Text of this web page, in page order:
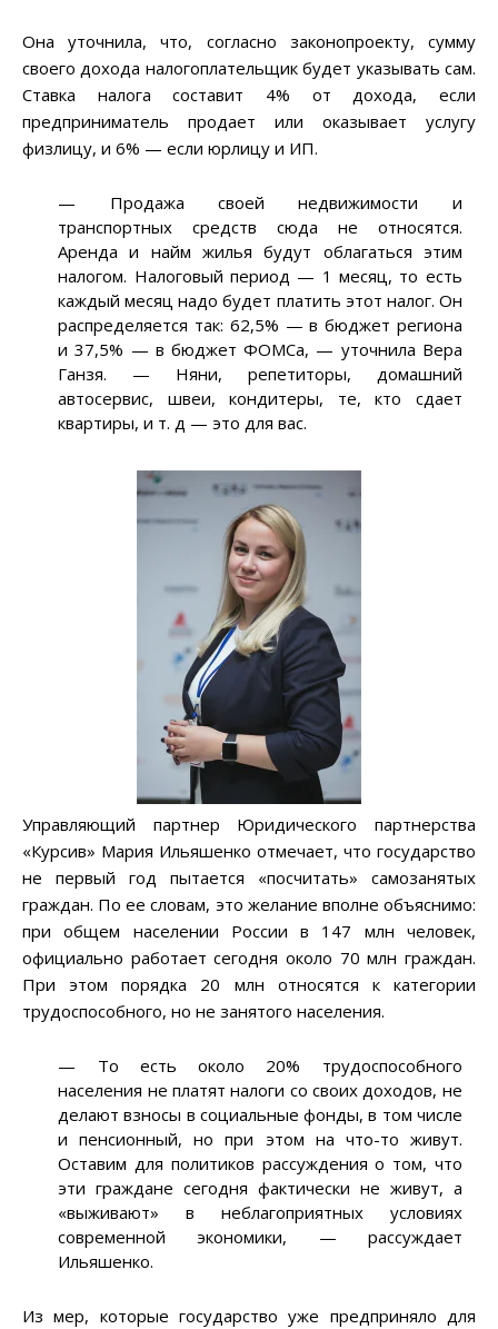
Она уточнила, что, согласно законопроекту, сумму
своего дохода налогоплательщик будет указывать сам.
Ставка налога составит 4% от дохода, если
предприниматель продает или оказывает услугу
физлицу, и 6% — если юрлицу и ИП.
— Продажа своей недвижимости и
транспортных средств сюда не относятся.
Аренда и найм жилья будут облагаться этим
налогом. Налоговый период — 1 месяц, то есть
каждый месяц надо будет платить этот налог. Он
распределяется так: 62,5% — в бюджет региона
и 37,5% — в бюджет ФОМСа, — уточнила Вера
Ганзя. — Няни, репетиторы, домашний
автосервис, швеи, кондитеры, те, кто сдает
квартиры, и т. д — это для вас.
Управляющий партнер Юридического партнерства
«Курсив» Мария Ильяшенко отмечает, что государство
не первый год пытается «посчитать» самозанятых
граждан. По ее словам, это желание вполне объяснимо:
при общем населении России в 147 млн человек,
официально работает сегодня около 70 млн граждан.
При этом порядка 20 млн относятся к категории
трудоспособного, но не занятого населения.
— То есть около 20% трудоспособного
населения не платят налоги со своих доходов, не
делают взносы в социальные фонды, в том числе
и пенсионный, но при этом на что-то живут.
Оставим для политиков рассуждения о том, что
эти граждане сегодня фактически не живут, а
«выживают» в неблагоприятных условиях
современной экономики, — рассуждает
Ильяшенко.
Из мер, которые государство уже предприняло для